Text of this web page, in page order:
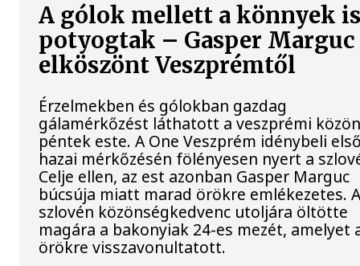
A gólok mellett a könnyek
potyogtak – Gasper Marguc
elköszönt Veszprémtől
Érzelmekben és gólokban gazdag
gálamérkőzést láthatott a veszprémi
péntek este. A One Veszprém idénybeli
hazai mérkőzésén fölényesen nyert a
Celje ellen, az est azonban Gasper Marguc
búcsúja miatt marad örökre emlékezetes.
szlovén közönségkedvenc utoljára öltötte
magára a bakonyiak 24-es mezét, amelyet
örökre visszavonultatott.